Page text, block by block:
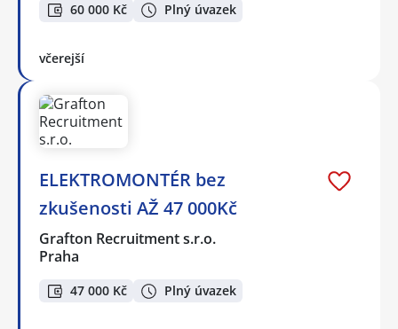
60 000 Kč Plný úvazek
včerejší
ELEKTROMONTÉR bez
zkušenosti AŽ 47 000Kč
Grafton Recruitment s.r.o.
Praha
47 000 Kč Plný úvazek